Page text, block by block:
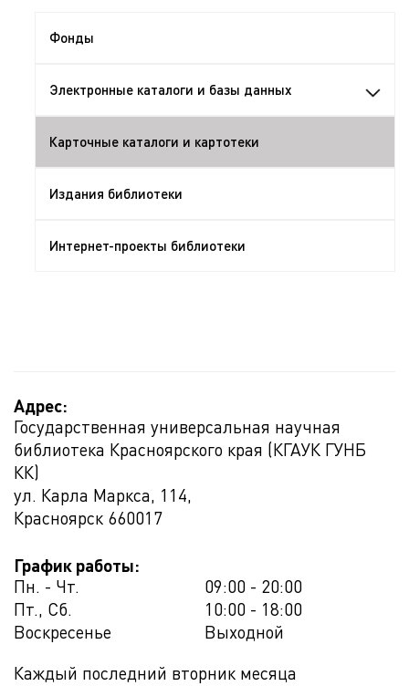
Фонды
Электронные каталоги и базы данных
Карточные каталоги и картотеки
Издания библиотеки
Интернет-проекты библиотеки
Адрес:
Государственная универсальная научная
библиотека Красноярского края (КГАУК ГУНБ
КК)
ул. Карла Маркса, 114,
Красноярск 660017
График работы:
Пн. - Чт.
09:00 - 20:00
Пт., Сб.
10:00 - 18:00
Воскресенье
Выходной
Каждый последний вторник месяца